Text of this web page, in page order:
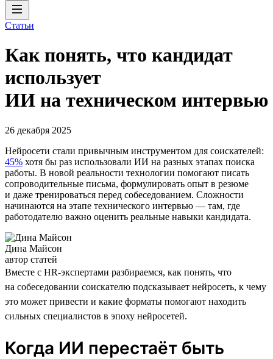
Статьи
Как понять, что кандидат
использует
ИИ на техническом интервью
26 декабря 2025
Нейросети стали привычным инструментом для соискателей:
45% хотя бы раз использовали ИИ на разных этапах поиска
работы. В новой реальности технологии помогают писать
сопроводительные письма, формулировать опыт в резюме
и даже тренироваться перед собеседованием. Сложности
начинаются на этапе технического интервью — там, где
работодателю важно оценить реальные навыки кандидата.
Дина Майсон
автор статей
Вместе с HR-экспертами разбираемся, как понять, что
на собеседовании соискателю подсказывает нейросеть, к чему
это может привести и какие форматы помогают находить
сильных специалистов в эпоху нейросетей.
Когда ИИ перестаёт быть